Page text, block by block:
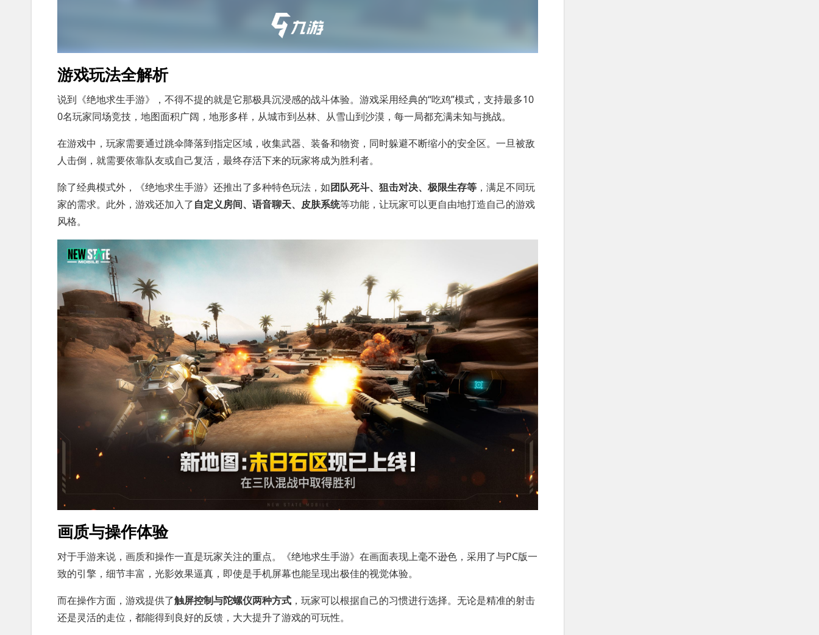
游戏玩法全解析
说到《绝地求生手游》，不得不提的就是它那极具沉浸感的战斗体验。游戏采用经典的“吃鸡”模式，支持最多10
0名玩家同场竞技，地图面积广阔，地形多样，从城市到丛林、从雪山到沙漠，每一局都充满未知与挑战。
在游戏中，玩家需要通过跳伞降落到指定区域，收集武器、装备和物资，同时躲避不断缩小的安全区。一旦被敌
人击倒，就需要依靠队友或自己复活，最终存活下来的玩家将成为胜利者。
除了经典模式外，《绝地求生手游》还推出了多种特色玩法，如团队死斗、狙击对决、极限生存等 ，满足不同玩
家的需求。此外，游戏还加入了自定义房间、语音聊天、皮肤系统等功能，让玩家可以更自由地打造自己的游戏
风格。
画质与操作体验
对于手游来说，画质和操作一直是玩家关注的重点。《绝地求生手游》在画面表现上毫不逊色，采用了与PC版一
致的引擎，细节丰富，光影效果逼真，即使是手机屏幕也能呈现出极佳的视觉体验。
而在操作方面，游戏提供了触屏控制与陀螺仪两种方式 ，玩家可以根据自己的习惯进行选择。无论是精准的射击
还是灵活的走位，都能得到良好的反馈，大大提升了游戏的可玩性。